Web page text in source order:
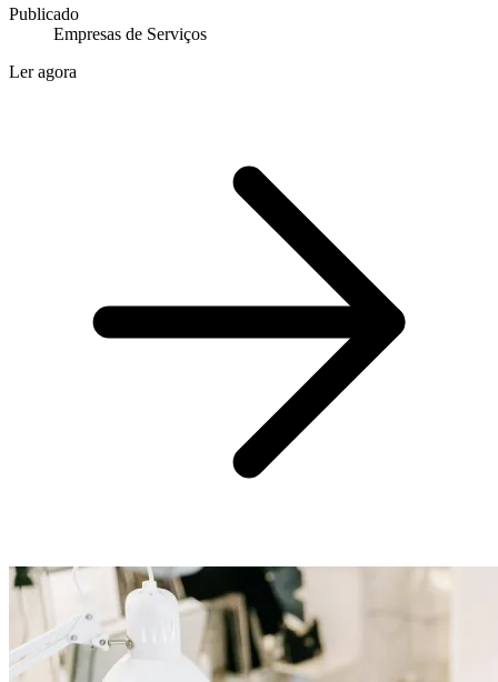
Publicado
Empresas de Serviços
Ler agora